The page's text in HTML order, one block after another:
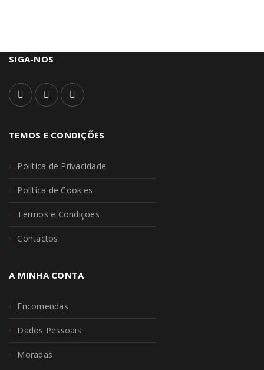
SIGA-NOS
TEMOS E CONDIÇÕES
Política de Privacidade
Política de Cookies
Termos e Condições
Contactos
A MINHA CONTA
Encomendas
Dados Pessoais
Moradas